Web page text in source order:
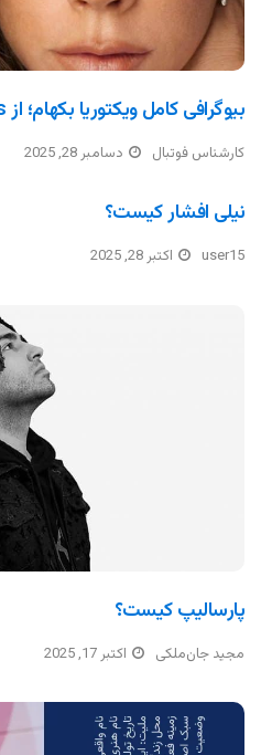
بیوگرافی کامل ویکتوریا بکهام؛ از Spice Girls تا امپراتوری مد
کارشناس فوتبال دسامبر 28, 2025
نیلی افشار کیست؟
user15 اکتبر 28, 2025
پارسالیپ کیست؟
مجید جان‌ملکی اکتبر 17, 2025